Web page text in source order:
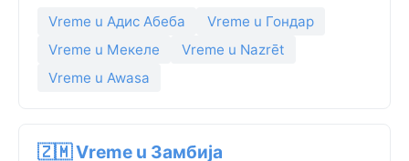
Vreme u Адис Абеба
Vreme u Гондар
Vreme u Мекеле
Vreme u Nazrēt
Vreme u Awasa
🇿🇲 Vreme u Замбија